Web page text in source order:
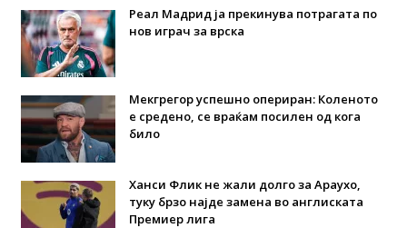
Реал Мадрид ја прекинува потрагата по
нов играч за врска
Мекгрегор успешно опериран: Коленото
е средено, се враќам посилен од кога
било
Ханси Флик не жали долго за Араухо,
туку брзо најде замена во англиската
Премиер лига